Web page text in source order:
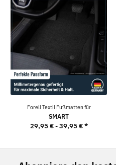
Forell Textil Fußmatten für
SMART
29,95 € -39,95 €*